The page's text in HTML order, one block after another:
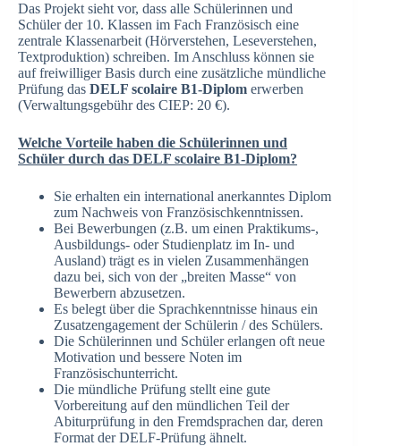
Das Projekt sieht vor, dass alle Schülerinnen und
Schüler der 10. Klassen im Fach Französisch eine
zentrale Klassenarbeit (Hörverstehen, Leseverstehen,
Textproduktion) schreiben. Im Anschluss können sie
auf freiwilliger Basis durch eine zusätzliche mündliche
Prüfung das DELF scolaire B1-Diplom erwerben
(Verwaltungsgebühr des CIEP: 20 €).
Welche Vorteile haben die Schülerinnen und
Schüler durch das DELF scolaire B1-Diplom?
Sie erhalten ein international anerkanntes Diplom
zum Nachweis von Französischkenntnissen.
Bei Bewerbungen (z.B. um einen Praktikums-,
Ausbildungs- oder Studienplatz im In- und
Ausland) trägt es in vielen Zusammenhängen
dazu bei, sich von der „breiten Masse“ von
Bewerbern abzusetzen.
Es belegt über die Sprachkenntnisse hinaus ein
Zusatzengagement der Schülerin / des Schülers.
Die Schülerinnen und Schüler erlangen oft neue
Motivation und bessere Noten im
Französischunterricht.
Die mündliche Prüfung stellt eine gute
Vorbereitung auf den mündlichen Teil der
Abiturprüfung in den Fremdsprachen dar, deren
Format der DELF-Prüfung ähnelt.